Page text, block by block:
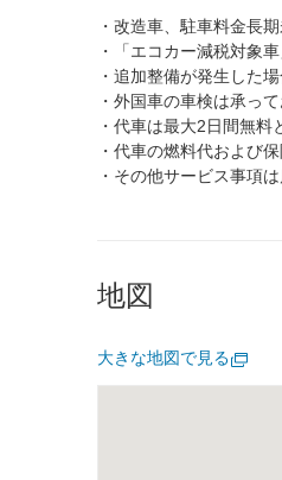
・改造車、駐車料金長
・「エコカー減税対象
・追加整備が発生した
・外国車の車検は承って
・代車は最大2日間無料
・代車の燃料代および
・その他サービス事項
地図
大きな地図で見る